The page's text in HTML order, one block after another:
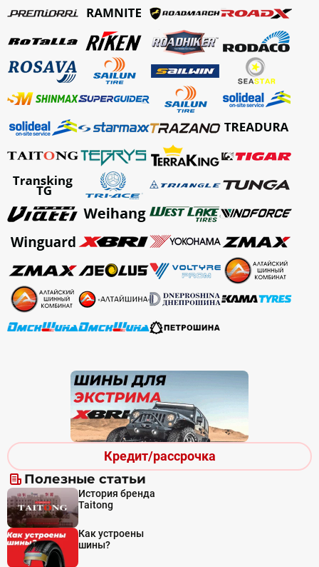
Кредит/рассрочка
Полезные статьи
История бренда
Taitong
Как устроены
шины?